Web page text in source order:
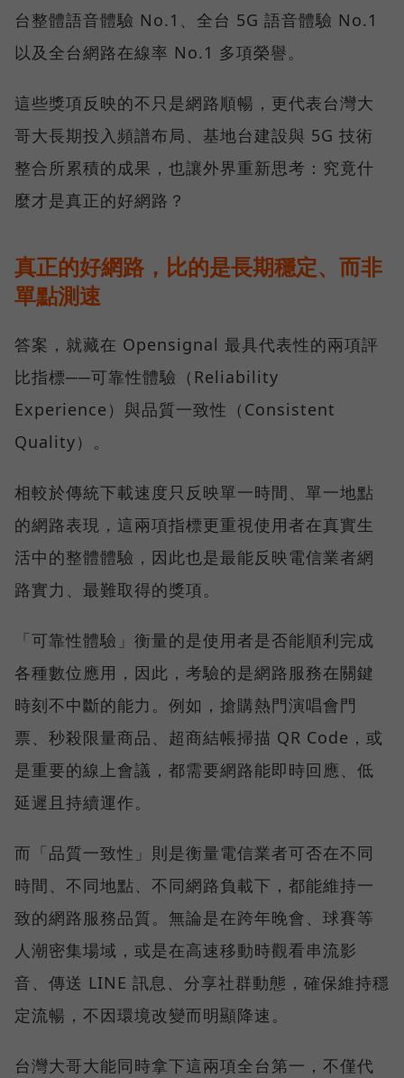
台整體語音體驗 No.1、全台 5G 語音體驗 No.1
以及全台網路在線率 No.1 多項榮譽。
這些獎項反映的不只是網路順暢，更代表台灣大
哥大長期投入頻譜布局、基地台建設與 5G 技術
整合所累積的成果，也讓外界重新思考：究竟什
麼才是真正的好網路？
真正的好網路，比的是長期穩定、而非
單點測速
答案，就藏在 Opensignal 最具代表性的兩項評
比指標──可靠性體驗（Reliability
Experience）與品質一致性（Consistent
Quality）。
相較於傳統下載速度只反映單一時間、單一地點
的網路表現，這兩項指標更重視使用者在真實生
活中的整體體驗，因此也是最能反映電信業者網
路實力、最難取得的獎項。
「可靠性體驗」衡量的是使用者是否能順利完成
各種數位應用，因此，考驗的是網路服務在關鍵
時刻不中斷的能力。例如，搶購熱門演唱會門
票、秒殺限量商品、超商結帳掃描 QR Code，或
是重要的線上會議，都需要網路能即時回應、低
延遲且持續運作。
而「品質一致性」則是衡量電信業者可否在不同
時間、不同地點、不同網路負載下，都能維持一
致的網路服務品質。無論是在跨年晚會、球賽等
人潮密集場域，或是在高速移動時觀看串流影
音、傳送 LINE 訊息、分享社群動態，確保維持穩
定流暢，不因環境改變而明顯降速。
台灣大哥大能同時拿下這兩項全台第一，不僅代